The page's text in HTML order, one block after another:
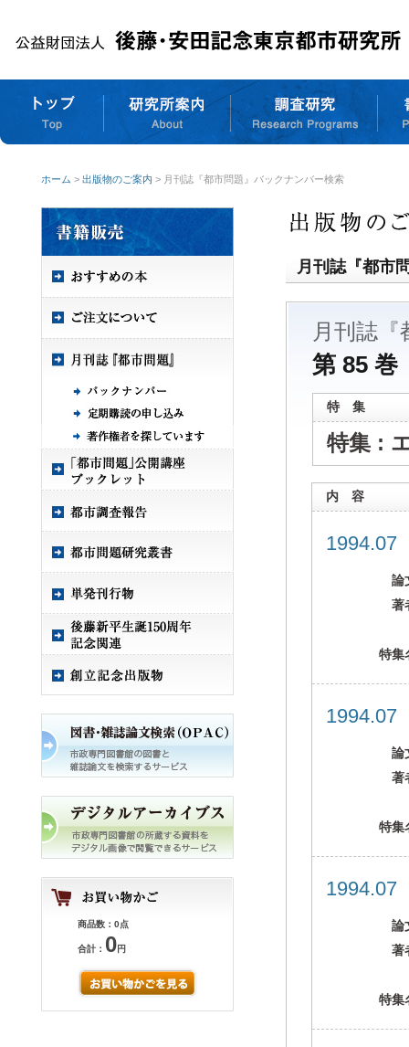
ホーム > 出版物のご案内 > 月刊誌『都市問題』バックナンバー検索
商品数：0点
合計： 0円
月刊誌『都市
月刊誌『
第 85
特 集
特集 :
内 容
論
著
特集
論
著
特集
論
著
特集